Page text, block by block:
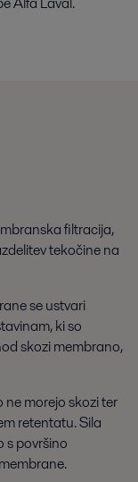
filtracija,
tekočine na
se ustvari
ki so
skozi membrano,
ne morejo skozi ter
retentatu. Sila
s površino